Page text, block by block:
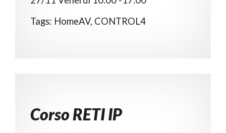
Tags: HomeAV, CONTROL4
Corso RETI IP